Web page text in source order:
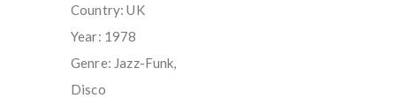
Country: UK
Year: 1978
Genre: Jazz-Funk,
Disco